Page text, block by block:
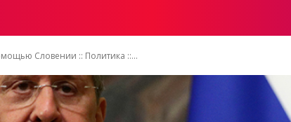
Словении :: Политика ::...